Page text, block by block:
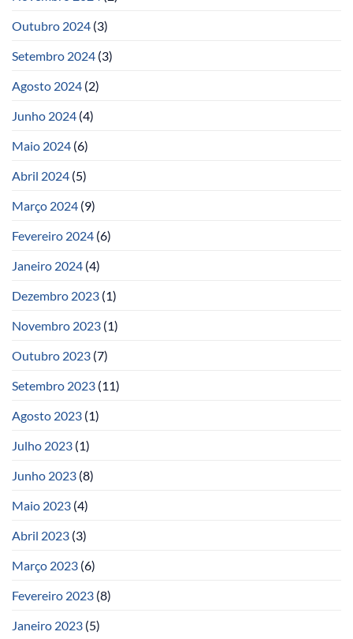
Outubro 2024 (3)
Setembro 2024 (3)
Agosto 2024 (2)
Junho 2024 (4)
Maio 2024 (6)
Abril 2024 (5)
Março 2024 (9)
Fevereiro 2024 (6)
Janeiro 2024 (4)
Dezembro 2023 (1)
Novembro 2023 (1)
Outubro 2023 (7)
Setembro 2023 (11)
Agosto 2023 (1)
Julho 2023 (1)
Junho 2023 (8)
Maio 2023 (4)
Abril 2023 (3)
Março 2023 (6)
Fevereiro 2023 (8)
Janeiro 2023 (5)